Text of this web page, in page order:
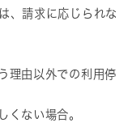
、請求に応じられな
理由以外での利用停
くない場合。